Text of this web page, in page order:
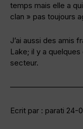
temps mais elle a
clan » pas toujours
J’ai aussi des amis
Lake; il y a
secteur.
Ecrit par : parati 24-